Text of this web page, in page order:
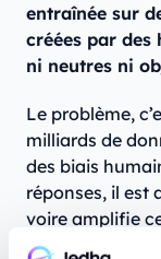
entraînée sur
créées par des
ni neutres ni
Le problème,
milliards de
des biais
réponses, il est
voire amplifie
à un